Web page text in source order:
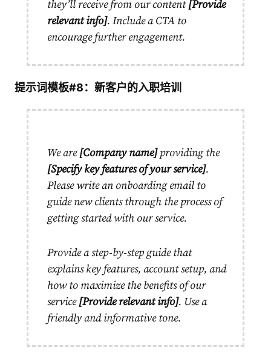
they’ll receive from our content[Provide
relevant info]. Include a CTA to
encourage further engagement.
提示词模板#8：新客户的入职培训
We are[Company name]providing the
[Specify key features of your service].
Please write an onboarding email to
guide new clients through the process of
getting started with our service.
Provide a step-by-step guide that
explains key features, account setup, and
how to maximize the benefits of our
service[Provide relevant info]. Use a
friendly and informative tone.